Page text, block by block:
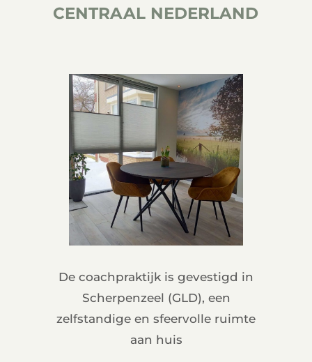
CENTRAAL NEDERLAND
De coachpraktijk is gevestigd in
Scherpenzeel (GLD), een
zelfstandige en sfeervolle ruimte
aan huis